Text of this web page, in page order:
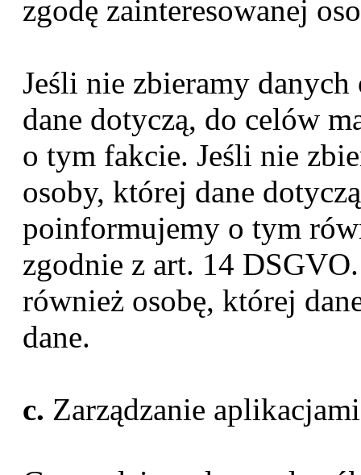
zgodę zainteresowanej
Jeśli nie zbieramy
dane dotyczą, do celów
o tym fakcie. Jeśli nie
osoby, której dane
poinformujemy o tym
zgodnie z art. 14
również osobę, której
dane.
c. Zarządzanie aplikacjami